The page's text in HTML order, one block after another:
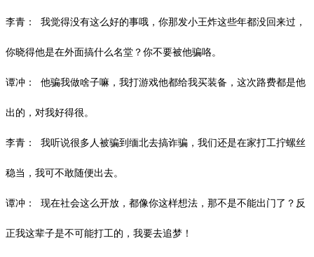
李青： 我觉得没有这么好的事哦，你那发小王炸这些年都没回来过，
你晓得他是在外面搞什么名堂？你不要被他骗咯。
谭冲： 他骗我做啥子嘛，我打游戏他都给我买装备，这次路费都是他
出的，对我好得很。
李青： 我听说很多人被骗到缅北去搞诈骗，我们还是在家打工拧螺丝
稳当，我可不敢随便出去。
谭冲： 现在社会这么开放，都像你这样想法，那不是不能出门了？反
正我这辈子是不可能打工的，我要去追梦！